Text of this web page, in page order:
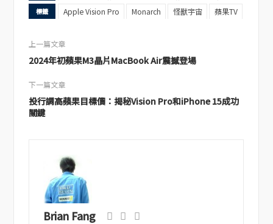
標籤 Apple Vision Pro Monarch 怪獸宇宙 蘋果TV
上一篇文章
2024年初蘋果M3晶片MacBook Air震撼登場
下一篇文章
投行調高蘋果目標價：揭秘Vision Pro和iPhone 15成功
關鍵
Brian Fang